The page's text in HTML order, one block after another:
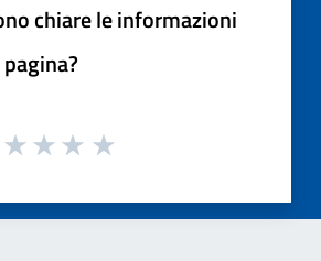
chiare le informazioni